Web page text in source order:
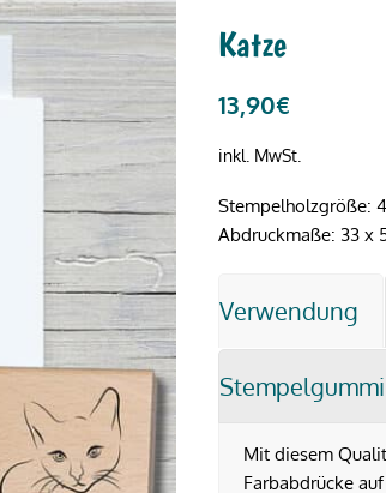
Katze
13,90€
inkl. MwSt.
Stempelholzgröße:
Abdruckmaße: 33 x
Verwendung
Stempelgummi
Mit diesem
Farbabdrücke